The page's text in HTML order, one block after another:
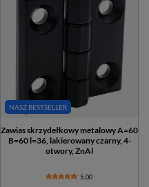
NASZ BESTSELLER
Zawias skrzydełkowy metalowy A=60
B=60 l=36, lakierowany czarny, 4-
otwory, ZnAl
5.00